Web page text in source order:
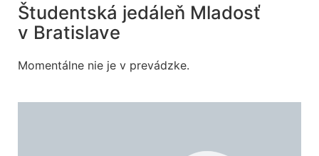
Študentská jedáleň Mladosť
v Bratislave
Momentálne nie je v prevádzke.